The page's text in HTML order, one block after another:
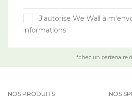
J'autorise We Wall à
informations
*chez un partenaire
NOS PRODUITS
NOS